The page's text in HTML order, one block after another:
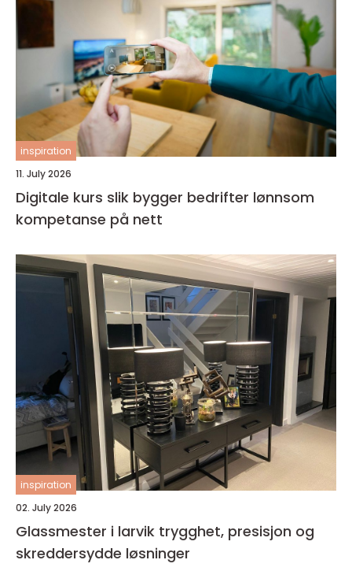
inspiration
11. July 2026
Digitale kurs slik bygger bedrifter lønnsom
kompetanse på nett
inspiration
02. July 2026
Glassmester i larvik trygghet, presisjon og
skreddersydde løsninger